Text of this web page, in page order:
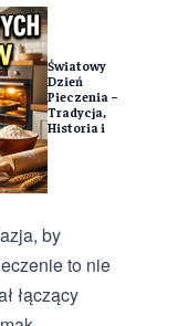
Światowy
Dzień
Pieczenia –
Tradycja,
Historia i
by
to nie
łączący